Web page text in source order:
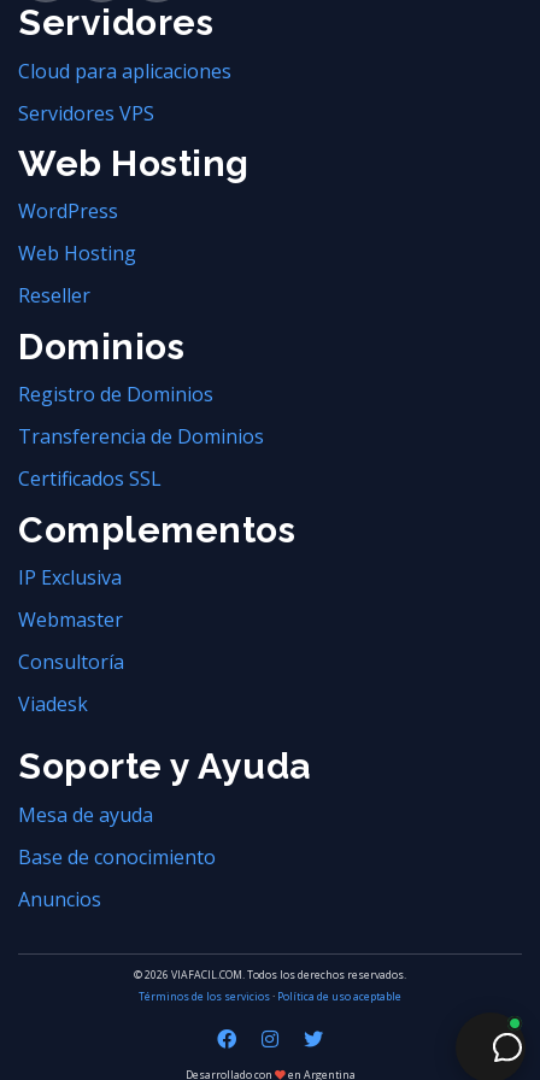
Servidores
Cloud para aplicaciones
Servidores VPS
Web Hosting
WordPress
Web Hosting
Reseller
Dominios
Registro de Dominios
Transferencia de Dominios
Certificados SSL
Complementos
IP Exclusiva
Webmaster
Consultoría
Viadesk
Soporte y Ayuda
Mesa de ayuda
Base de conocimiento
Anuncios
© 2026 VIAFACIL.COM. Todos los derechos reservados.
Términos de los servicios· Política de uso aceptable
Desarrollado con en Argentina